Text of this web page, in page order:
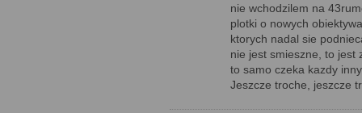
nie wchodzilem na
plotki o nowych
ktorych nadal sie
nie jest smieszne, to jest
to samo czeka kazdy
Jeszcze troche, jeszcze